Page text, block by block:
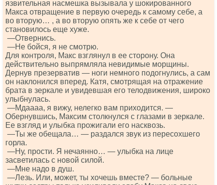
язвительная насмешка вызывала у шокированного
Макса отвращение в первую очередь к самому себе, а
во вторую… , а во вторую опять же к себе от чего
становилось еще хуже.
—Отвернись.
—Не бойся, я не смотрю.
Для контроля, Макс взглянул в ее сторону. Она
действительно выпрямляла невидимые морщины.
Дернув презерватив — ноги немного подогнулись, а сам
он наклонился вперед. Катя, смотрящая на отражение
брата в зеркале и увидевшая его телодвижения, широко
улыбнулась.
—Мдаааа, я вижу, нелегко вам приходится. —
Обернувшись, Максим столкнулся с глазами в зеркале.
Ее взгляд и улыбка прожигали его насквозь.
—Ты же обещала… — раздался звук из пересохшего
горла.
—Ну, прости. Я нечаянно… — улыбка на лице
засветилась с новой силой.
—Мне надо в душ.
—Лезь. Или, может, ты хочешь вместе? — больные